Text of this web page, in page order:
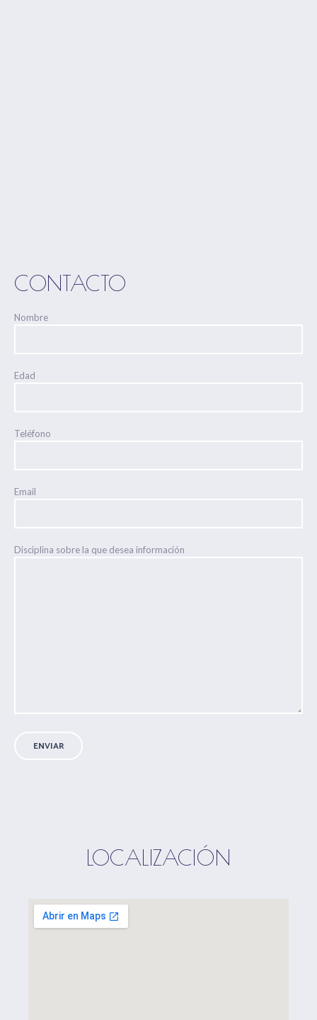
CONTACTO
Nombre
Edad
Teléfono
Email
Disciplina sobre la que desea información
LOCALIZACIÓN